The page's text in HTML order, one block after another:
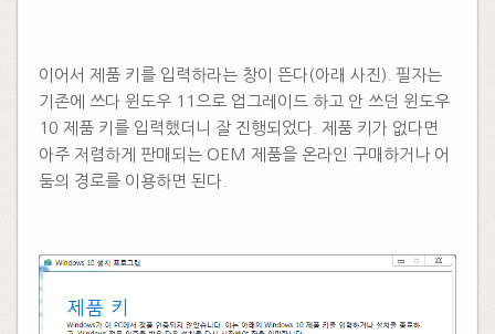
이어서 제품 키를 입력하라는 창이 뜬다(아래 사진). 필자는
기존에 쓰다 윈도우 11으로 업그레이드 하고 안 쓰던 윈도우
10 제품 키를 입력했더니 잘 진행되었다. 제품 키가 없다면
아주 저렴하게 판매되는 OEM 제품을 온라인 구매하거나 어
둠의 경로를 이용하면 된다.